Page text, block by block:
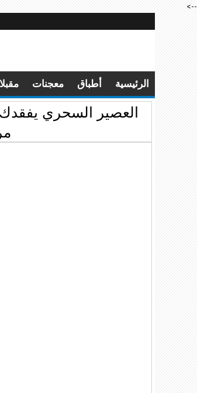
-->
الرئيسية أطباق معجنات